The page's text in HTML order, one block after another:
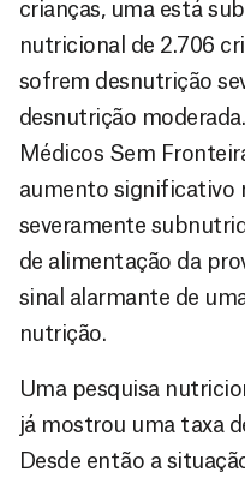
crianças, uma está
nutricional de 2.706
sofrem desnutrição
desnutrição
Médicos Sem
aumento significativo
severamente
de alimentação da
sinal alarmante de
nutrição.
Uma pesquisa
já mostrou uma taxa
Desde então a